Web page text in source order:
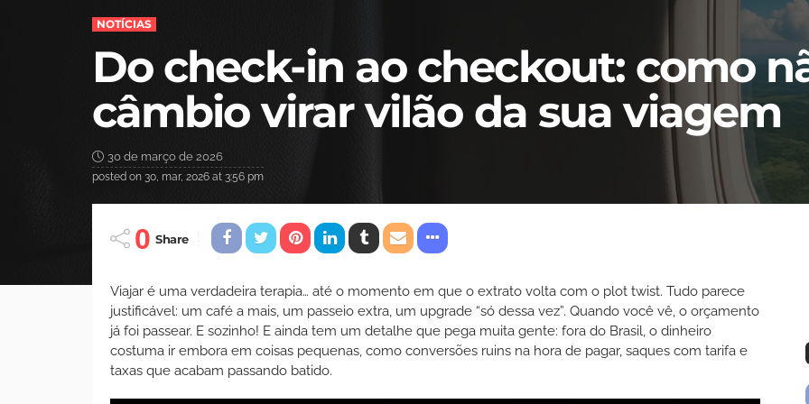
NOTÍCIAS
Do check-in ao checkout: como
câmbio virar vilão da sua viagem
30 de março de 2026
posted on 30, mar, 2026 at 3:56 pm
0 Share
Viajar é uma verdadeira terapia… até o momento em que o extrato volta com o plot twist. Tudo parece
justificável: um café a mais, um passeio extra, um upgrade “só dessa vez”. Quando você vê, o orçamento
já foi passear. E sozinho! E ainda tem um detalhe que pega muita gente: fora do Brasil, o dinheiro
costuma ir embora em coisas pequenas, como conversões ruins na hora de pagar, saques com tarifa e
taxas que acabam passando batido.